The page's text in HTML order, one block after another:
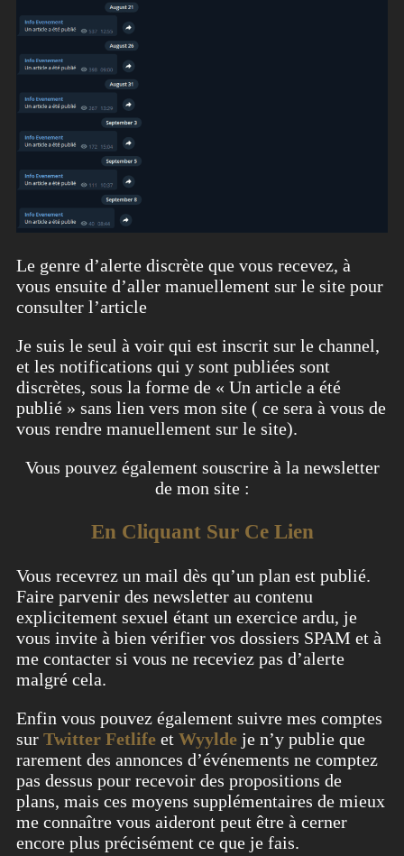
Le genre d’alerte discrète que vous recevez, à
vous ensuite d’aller manuellement sur le site pour
consulter l’article
Je suis le seul à voir qui est inscrit sur le channel,
et les notifications qui y sont publiées sont
discrètes, sous la forme de « Un article a été
publié » sans lien vers mon site ( ce sera à vous de
vous rendre manuellement sur le site).
Vous pouvez également souscrire à la newsletter
de mon site :
En Cliquant Sur Ce Lien
Vous recevrez un mail dès qu’un plan est publié.
Faire parvenir des newsletter au contenu
explicitement sexuel étant un exercice ardu, je
vous invite à bien vérifier vos dossiers SPAM et à
me contacter si vous ne receviez pas d’alerte
malgré cela.
Enfin vous pouvez également suivre mes comptes
sur Twitter Fetlife et Wyylde je n’y publie que
rarement des annonces d’événements ne comptez
pas dessus pour recevoir des propositions de
plans, mais ces moyens supplémentaires de mieux
me connaître vous aideront peut être à cerner
encore plus précisément ce que je fais.